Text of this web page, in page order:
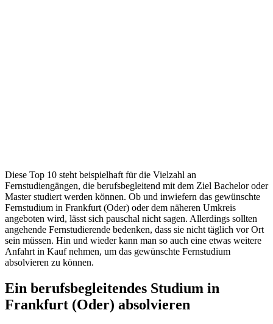
Diese Top 10 steht beispielhaft für die Vielzahl an
Fernstudiengängen, die berufsbegleitend mit dem Ziel Bachelor oder
Master studiert werden können. Ob und inwiefern das gewünschte
Fernstudium in Frankfurt (Oder) oder dem näheren Umkreis
angeboten wird, lässt sich pauschal nicht sagen. Allerdings sollten
angehende Fernstudierende bedenken, dass sie nicht täglich vor Ort
sein müssen. Hin und wieder kann man so auch eine etwas weitere
Anfahrt in Kauf nehmen, um das gewünschte Fernstudium
absolvieren zu können.
Ein berufsbegleitendes Studium in
Frankfurt (Oder) absolvieren